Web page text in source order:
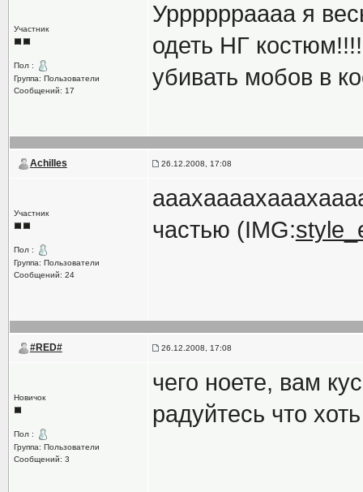
Участник
Пол :
Группа: Пользователи
Сообщений: 17
Урррррраааа я
одеть НГ
убивать мобов в
Achilles 26.12.2008, 17:08
Участник
Пол :
Группа: Пользователи
Сообщений: 24
частью (IMG:
#RED# 26.12.2008, 17:08
Новичок
Пол :
Группа: Пользователи
Сообщений: 3
чего ноете, вам
радуйтесь что